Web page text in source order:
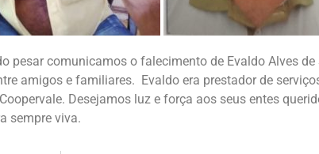
pesar comunicamos o falecimento de Evaldo Alves de
amigos e familiares. Evaldo era prestador de
Desejamos luz e força aos seus entes
sempre viva.